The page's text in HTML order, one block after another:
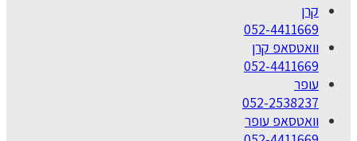
קרן
052-4411669
וואטסאפ קרן
052-4411669
עופר
052-2538237
וואטסאפ עופר